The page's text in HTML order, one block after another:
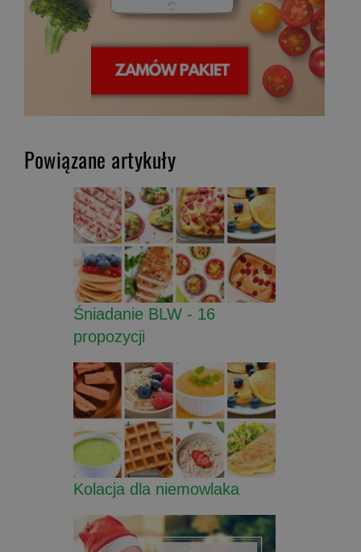
Powiązane artykuły
Śniadanie BLW - 16
propozycji
Kolacja dla niemowlaka